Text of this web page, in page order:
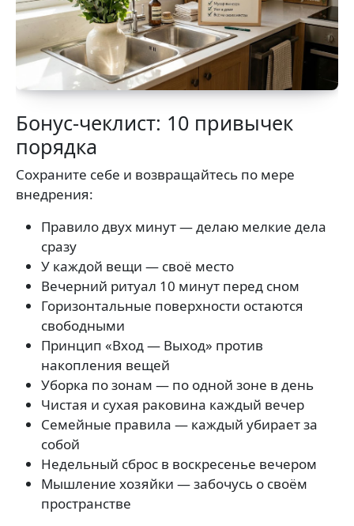
Бонус-чеклист: 10 привычек
порядка
Сохраните себе и возвращайтесь по мере
внедрения:
Правило двух минут — делаю мелкие дела
сразу
У каждой вещи — своё место
Вечерний ритуал 10 минут перед сном
Горизонтальные поверхности остаются
свободными
Принцип «Вход — Выход» против
накопления вещей
Уборка по зонам — по одной зоне в день
Чистая и сухая раковина каждый вечер
Семейные правила — каждый убирает за
собой
Недельный сброс в воскресенье вечером
Мышление хозяйки — забочусь о своём
пространстве